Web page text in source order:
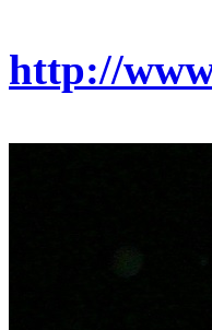
http://